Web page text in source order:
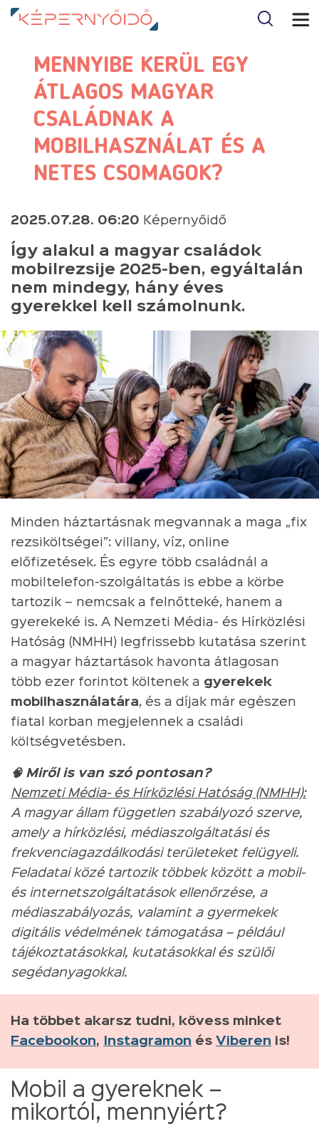
MENNYIBE KERÜL EGY
ÁTLAGOS MAGYAR
CSALÁDNAK A
MOBILHASZNÁLAT ÉS A
NETES CSOMAGOK?
2025.07.28. 06:20 Képernyőidő
Így alakul a magyar családok
mobilrezsije 2025-ben, egyáltalán
nem mindegy, hány éves
gyerekkel kell számolnunk.
Minden háztartásnak megvannak a maga „fix
rezsiköltségei”: villany, víz, online
előfizetések. És egyre több családnál a
mobiltelefon-szolgáltatás is ebbe a körbe
tartozik – nemcsak a felnőtteké, hanem a
gyerekeké is. A Nemzeti Média- és Hírközlési
Hatóság (NMHH) legfrissebb kutatása szerint
a magyar háztartások havonta átlagosan
több ezer forintot költenek a gyerekek
mobilhasználatára, és a díjak már egészen
fiatal korban megjelennek a családi
költségvetésben.
🧠 Miről is van szó pontosan?
Nemzeti Média- és Hírközlési Hatóság (NMHH):
A magyar állam független szabályozó szerve,
amely a hírközlési, médiaszolgáltatási és
frekvenciagazdálkodási területeket felügyeli.
Feladatai közé tartozik többek között a mobil-
és internetszolgáltatások ellenőrzése, a
médiaszabályozás, valamint a gyermekek
digitális védelmének támogatása – például
tájékoztatásokkal, kutatásokkal és szülői
segédanyagokkal.
Ha többet akarsz tudni, kövess minket
Facebookon, Instagramon és Viberen is!
Mobil a gyereknek –
mikortól, mennyiért?